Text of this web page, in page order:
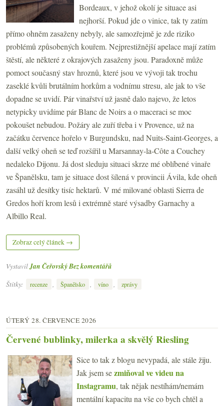
Bordeaux, v jehož okolí je situace asi
nejhorší. Pokud jde o vinice, tak ty zatím
přímo ohněm zasaženy nebyly, ale samozřejmě je zde riziko
problémů způsobených kouřem. Nejprestižnější apelace mají zatím
štěstí, ale některé z okrajových zasaženy jsou. Paradoxně může
pomoct současný stav hroznů, které jsou ve vývoji tak trochu
zaseklé kvůli brutálním horkům a vodnímu stresu, ale jak to vše
dopadne se uvidí. Pár vinařství už jasně dalo najevo, že letos
netypicky uvidíme pár Blanc de Noirs a o maceraci se moc
pokoušet nebudou. Požáry ale zuří třeba i v Provence, už na
začátku července hořelo v Burgundsku, nad Nuits-Saint-Georges, a
další velký oheň se teď rozšířil u Marsannay-la-Côte a Couchey
nedaleko Dijonu. Já dost sleduju situaci skrze mé oblíbené vinaře
ve Španělsku, tam je situace dost šílená v provincii Ávila, kde oheň
zasáhl už desítky tisíc hektarů. V mé milované oblasti Sierra de
Gredos hoří krom lesů i extrémně staré výsadby Garnachy a
Albillo Real.
Zobraz celý článek →
Vystavil Jan ČeřovskýBez komentářů
Štítky:
recenze , Španělsko , víno , zprávy
ÚTERÝ 28. ČERVENCE 2026
Červené bublinky, milerka a skvělý Riesling
Sice to tak z blogu nevypadá, ale stále žiju.
Jak jsem sezmiňoval ve videu na
Instagramu, tak nějak nestíhám/nemám
mentální kapacitu na vše co bych chtěl a